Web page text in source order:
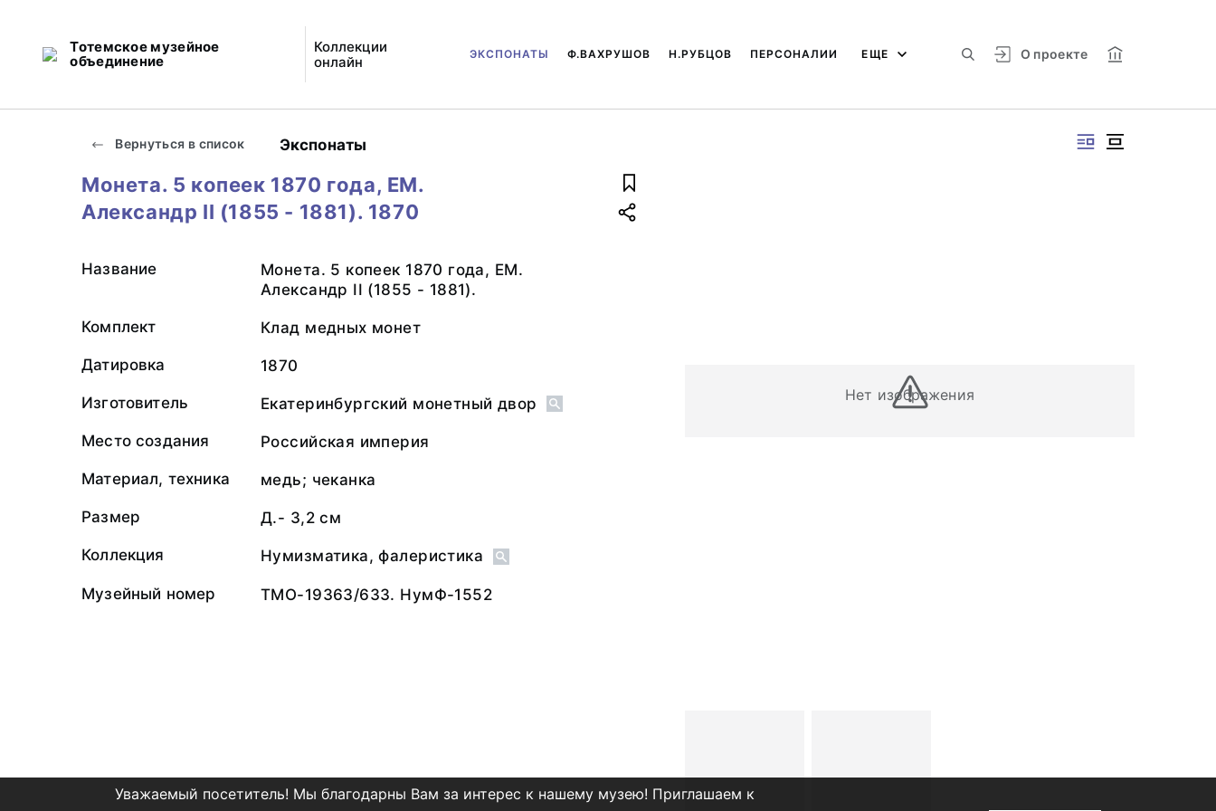
Тотемское музейное
объединение
Коллекции
онлайн
О проекте
ЭКСПОНАТЫ Ф.ВАХРУШОВ Н.РУБЦОВ ПЕРСОНАЛИИ ЕЩЕ
Вернуться в список Экспонаты
Нет изображения
Монета. 5 копеек 1870 года, ЕМ.
Александр II (1855 - 1881). 1870
Название
Монета. 5 копеек 1870 года, ЕМ.
Александр II (1855 - 1881).
Комплект Клад медных монет
Датировка 1870
Изготовитель Екатеринбургский монетный двор
Место создания Российская империя
Материал, техника медь; чеканка
Размер Д.- 3,2 см
Коллекция Нумизматика, фалеристика
Музейный номер ТМО-19363/633. НумФ-1552
Уважаемый посетитель! Мы благодарны Вам за интерес к нашему музею! Приглашаем к